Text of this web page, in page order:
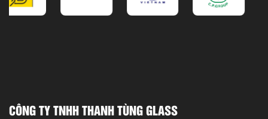
CÔNG TY TNHH THANH TÙNG GLASS